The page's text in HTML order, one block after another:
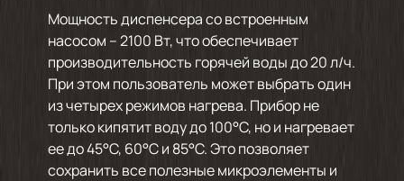
Мощность диспенсера со встроенным
насосом – 2100 Вт, что обеспечивает
производительность горячей воды до 20 л/ч.
При этом пользователь может выбрать один
из четырех режимов нагрева. Прибор не
только кипятит воду до 100°С, но и нагревает
ее до 45°С, 60°С и 85°С. Это позволяет
сохранить все полезные микроэлементы и